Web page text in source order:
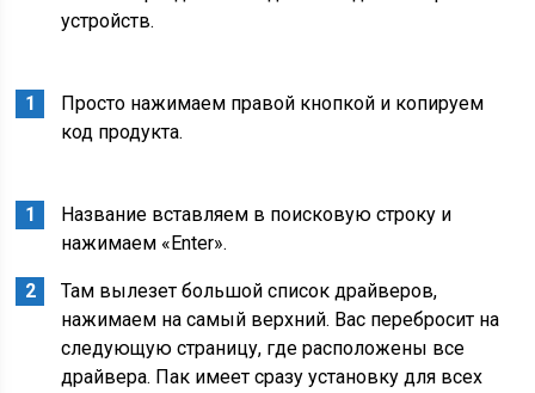
устройств.
Просто нажимаем правой кнопкой и копируем
код продукта.
Название вставляем в поисковую строку и
нажимаем «Enter».
Там вылезет большой список драйверов,
нажимаем на самый верхний. Вас перебросит на
следующую страницу, где расположены все
драйвера. Пак имеет сразу установку для всех